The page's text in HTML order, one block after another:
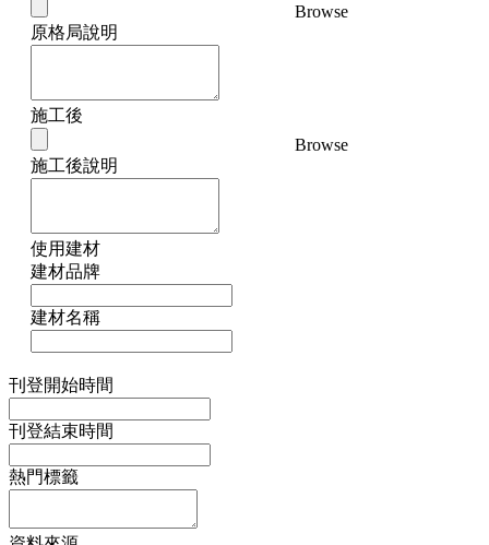
Browse
原格局說明
施工後
Browse
施工後說明
使用建材
建材品牌
建材名稱
刊登開始時間
刊登結束時間
熱門標籤